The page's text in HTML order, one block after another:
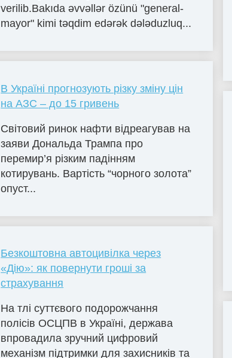
verilib.Bakıda əvvəllər özünü "general-
mayor" kimi təqdim edərək dələduzluq...
В Україні прогнозують різку зміну цін
на АЗС – до 15 гривень
Світовий ринок нафти відреагував на
заяви Дональда Трампа про
перемир’я різким падінням
котирувань. Вартість “чорного золота”
опуст...
Безкоштовна автоцивілка через
«Дію»: як повернути гроші за
страхування
На тлі суттєвого подорожчання
полісів ОСЦПВ в Україні, держава
впровадила зручний цифровий
механізм підтримки для захисників та